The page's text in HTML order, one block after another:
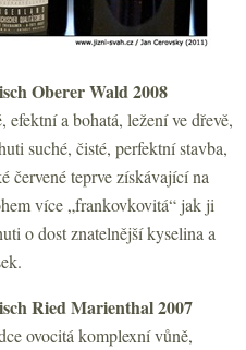
Oberer Wald 2008
a bohatá, ležení ve dřevě,
suché, čisté, perfektní stavba,
červené teprve získávající na
více „frankovkovitá“ jak ji
o dost znatelnější kyselina a
Ried Marienthal 2007
ovocitá komplexní vůně,